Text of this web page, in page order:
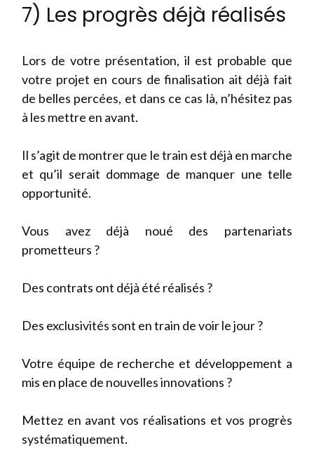
7) Les progrès déjà réalisés
Lors de votre présentation, il est probable que
votre projet en cours de finalisation ait déjà fait
de belles percées, et dans ce cas là, n’hésitez pas
à les mettre en avant.
Il s’agit de montrer que le train est déjà en marche
et qu’il serait dommage de manquer une telle
opportunité.
Vous avez déjà noué des partenariats
prometteurs ?
Des contrats ont déjà été réalisés ?
Des exclusivités sont en train de voir le jour ?
Votre équipe de recherche et développement a
mis en place de nouvelles innovations ?
Mettez en avant vos réalisations et vos progrès
systématiquement.